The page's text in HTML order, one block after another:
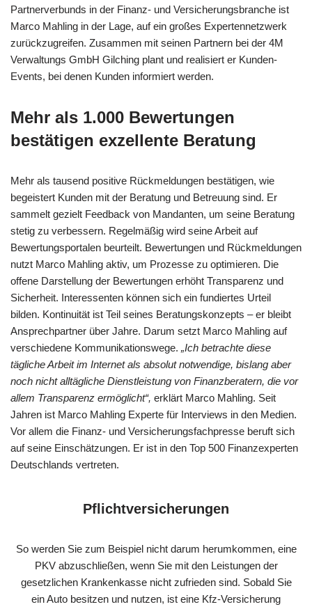
Partnerverbunds in der Finanz- und Versicherungsbranche ist
Marco Mahling in der Lage, auf ein großes Expertennetzwerk
zurückzugreifen. Zusammen mit seinen Partnern bei der 4M
Verwaltungs GmbH Gilching plant und realisiert er Kunden-
Events, bei denen Kunden informiert werden.
Mehr als 1.000 Bewertungen
bestätigen exzellente Beratung
Mehr als tausend positive Rückmeldungen bestätigen, wie
begeistert Kunden mit der Beratung und Betreuung sind. Er
sammelt gezielt Feedback von Mandanten, um seine Beratung
stetig zu verbessern. Regelmäßig wird seine Arbeit auf
Bewertungsportalen beurteilt. Bewertungen und Rückmeldungen
nutzt Marco Mahling aktiv, um Prozesse zu optimieren. Die
offene Darstellung der Bewertungen erhöht Transparenz und
Sicherheit. Interessenten können sich ein fundiertes Urteil
bilden. Kontinuität ist Teil seines Beratungskonzepts – er bleibt
Ansprechpartner über Jahre. Darum setzt Marco Mahling auf
verschiedene Kommunikationswege. „Ich betrachte diese
tägliche Arbeit im Internet als absolut notwendige, bislang aber
noch nicht alltägliche Dienstleistung von Finanzberatern, die vor
allem Transparenz ermöglicht“, erklärt Marco Mahling. Seit
Jahren ist Marco Mahling Experte für Interviews in den Medien.
Vor allem die Finanz- und Versicherungsfachpresse beruft sich
auf seine Einschätzungen. Er ist in den Top 500 Finanzexperten
Deutschlands vertreten.
Pflichtversicherungen
So werden Sie zum Beispiel nicht darum herumkommen, eine
PKV abzuschließen, wenn Sie mit den Leistungen der
gesetzlichen Krankenkasse nicht zufrieden sind. Sobald Sie
ein Auto besitzen und nutzen, ist eine Kfz-Versicherung